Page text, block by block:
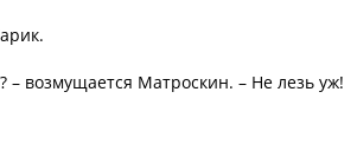
– возмущается Матроскин. – Не лезь уж!